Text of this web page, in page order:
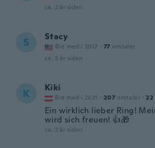
ca. 2 år siden
S Stacy
Ble med i 2017 · 77 omtaler
ca. 2 år siden
K Kiki
Ble med i 2021 · 207 omtaler · 22
Ein wirklich lieber Ring!
wird sich freuen! 👍🎁
ca. 2 år siden